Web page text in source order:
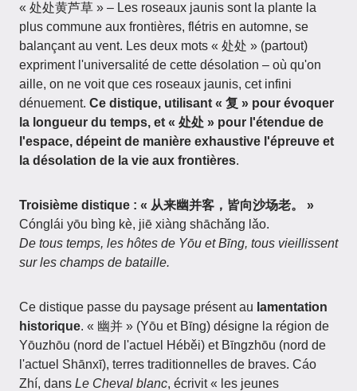
« 处处黄芦草 » – Les roseaux jaunis sont la plante la
plus commune aux frontières, flétris en automne, se
balançant au vent. Les deux mots « 处处 » (partout)
expriment l'universalité de cette désolation – où qu'on
aille, on ne voit que ces roseaux jaunis, cet infini
dénuement. Ce distique, utilisant « 复 » pour évoquer
la longueur du temps, et « 处处 » pour l'étendue de
l'espace, dépeint de manière exhaustive l'épreuve et
la désolation de la vie aux frontières.
Troisième distique : « 从来幽并客，皆向沙场老。 »
Cónglái yōu bìng kè, jiē xiàng shāchǎng lǎo.
De tous temps, les hôtes de Yōu et Bīng, tous vieillissent
sur les champs de bataille.
Ce distique passe du paysage présent au lamentation
historique. « 幽并 » (Yōu et Bīng) désigne la région de
Yōuzhōu (nord de l'actuel Héběi) et Bīngzhōu (nord de
l'actuel Shānxī), terres traditionnelles de braves. Cáo
Zhí, dans Le Cheval blanc, écrivit « les jeunes